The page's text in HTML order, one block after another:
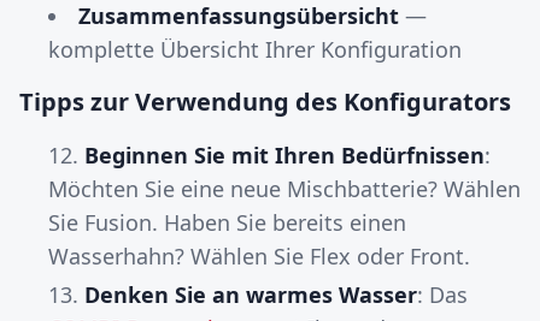
Zusammenfassungsübersicht —
komplette Übersicht Ihrer Konfiguration
Tipps zur Verwendung des Konfigurators
Beginnen Sie mit Ihren Bedürfnissen:
Möchten Sie eine neue Mischbatterie? Wählen
Sie Fusion. Haben Sie bereits einen
Wasserhahn? Wählen Sie Flex oder Front.
Denken Sie an warmes Wasser: Das